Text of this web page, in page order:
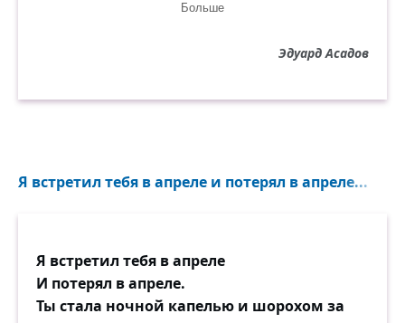
Как всё будто снова летит по кругу:
То тянутся руки, то вновь сердца.
Коль вдруг вот такое у вас случится,
Больше
Эдуард Асадов
Я встретил тебя в апреле и потерял в апреле...
Я встретил тебя в апреле
И потерял в апреле.
Ты стала ночной капелью и шорохом за